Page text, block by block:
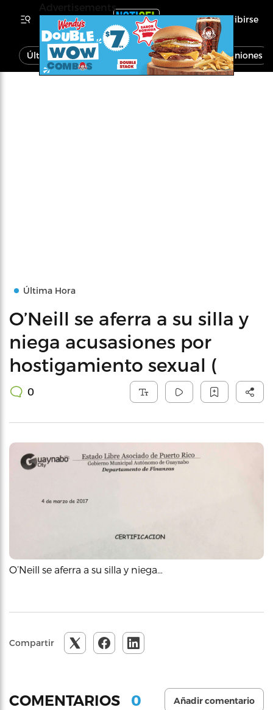
Inscribirse
Última Hora Noticias Economía Opiniones
Última Hora
O’Neill se aferra a su silla y
niega acusasiones por
hostigamiento sexual (
0
O’Neill se aferra a su silla y niega…
Compartir
COMENTARIOS 0 Añadir comentario
Advertisements